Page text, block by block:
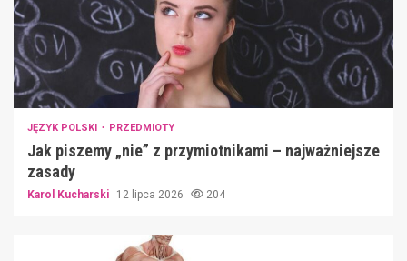
JĘZYK POLSKI PRZEDMIOTY
Jak piszemy „nie” z przymiotnikami – najważniejsze
zasady
Karol Kucharski 12 lipca 2026 204